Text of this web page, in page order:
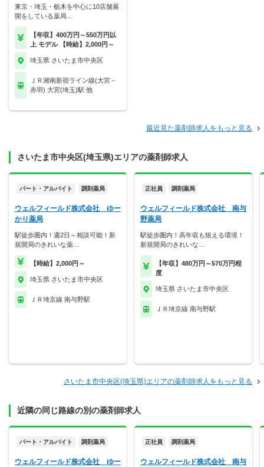
東京・埼玉・栃木を中心に10店舗展
開をしている薬局…
【年収】400万円～550万円以
上 モデル 【時給】2,000円～
埼玉県 さいたま市中央区
ＪＲ湘南新宿ライン線(大宮－
赤羽) 大宮(埼玉)駅 他
最近見た薬剤師求人をもっと見る
さいたま市中央区(埼玉県)エリアの薬剤師求人
パート・アルバイト 調剤薬局
ウェルフィールド株式会社 ゆー
かり薬局
駅徒歩圏内！週2日～相談可能！新
規開局のきれいな薬…
【時給】2,000円～
埼玉県 さいたま市中央区
ＪＲ埼京線 南与野駅
正社員 調剤薬局
ウェルフィールド株式会社 南与
野薬局
駅徒歩圏内！高年収も狙える環境！
新規開局のきれいな…
【年収】480万円～570万円程
度
埼玉県 さいたま市中央区
ＪＲ埼京線 南与野駅
さいたま市中央区(埼玉県)エリアの薬剤師求人をもっと見る
近隣の同じ路線の別の薬剤師求人
パート・アルバイト 調剤薬局
ウェルフィールド株式会社 ゆー
正社員 調剤薬局
ウェルフィールド株式会社 南与